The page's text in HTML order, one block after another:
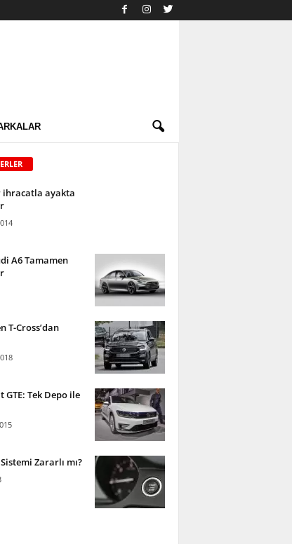
ihracatla ayakta
A6 Tamamen
T-Cross’dan
GTE: Tek Depo ile
Zararlı mı?